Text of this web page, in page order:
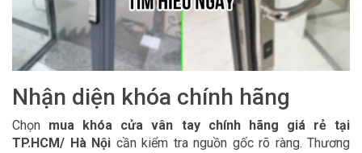
Nhận diện khóa chính hãng
Chọn mua khóa cửa vân tay chính hãng giá rẻ tại
TP.HCM/ Hà Nội cần kiểm tra nguồn gốc rõ ràng. Thương